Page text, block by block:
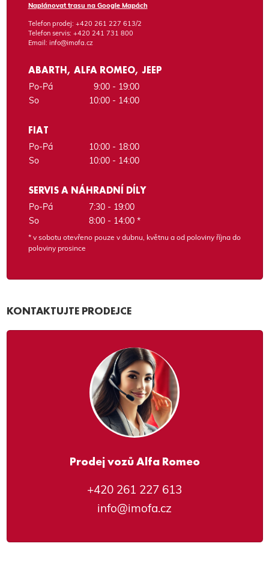
Naplánovat trasu na Google Mapách
Telefon prodej: +420 261 227 613/2
Telefon servis: +420 241 731 800
Email: info@imofa.cz
ABARTH, ALFA ROMEO, JEEP
Po-Pá
9:00 - 19:00
So
10:00 - 14:00
FIAT
Po-Pá
10:00 - 18:00
So
10:00 - 14:00
SERVIS A NÁHRADNÍ DÍLY
Po-Pá
7:30 - 19:00
So
8:00 - 14:00 *
* v sobotu otevřeno pouze v dubnu, květnu a od poloviny října do
poloviny prosince
KONTAKTUJTE PRODEJCE
Prodej vozů Alfa Romeo
+420 261 227 613
info@imofa.cz